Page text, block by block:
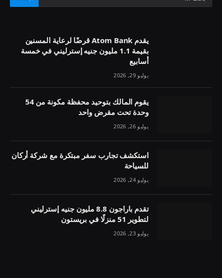
يقدم Atom Bank قرضًا لرعاية المسنين
بقيمة 1.1 مليون جنيه إسترليني في خمسة
أسابيع
يوليو 29, 2026
يقوم المالك بتوحيد محفظة مكونة من 54
وحدة تحت مقرض واحد
يوليو 26, 2026
استكشف تجارب سفر مبتكرة مع شركة أركان
للسياحة
يوليو 24, 2026
تقدم باراجون 8.8 مليون جنيه إسترليني
لتطوير 51 منزلًا في بريستون
يوليو 23, 2026